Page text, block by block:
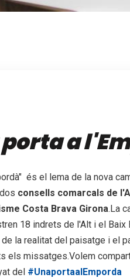
porta a
és el lema de la nova
consells comarcals de
Costa Brava Girona.La
18 indrets de l'Alt i el Baix
la realitat del paisatge i el
els missatges.Volem
del #UnaportaalEmporda